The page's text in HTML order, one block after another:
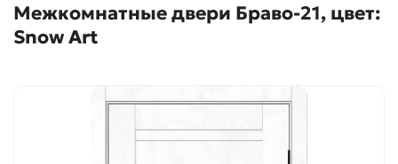
Межкомнатные двери Браво-21, цвет:
Snow Art